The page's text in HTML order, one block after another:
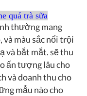
quá trà sữa
thường mang
và màu sắc nổi trội
và bắt mắt. sẽ thu
ấn tượng lâu cho
và doanh thu cho
mẫu nào cho